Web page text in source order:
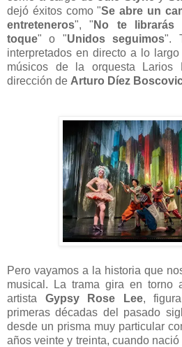
dejó éxitos como "Se abre un
entreteneros", " No te librarás
toque" o "Unidos seguimos".
interpretados en directo a lo
músicos de la orquesta
dirección de Arturo Díez
Pero vayamos a la historia que
musical. La trama gira en torno
artista Gypsy Rose Lee,
primeras décadas del pasado
desde un prisma muy particular
años veinte y treinta, cuando